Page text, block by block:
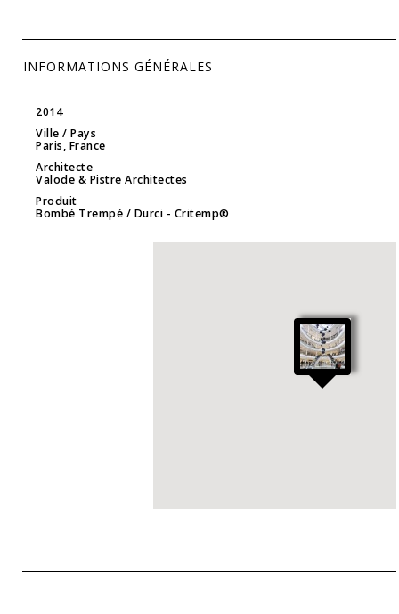
INFORMATIONS GÉNÉRALES
2014
Ville / Pays
Paris, France
Architecte
Valode & Pistre Architectes
Produit
Bombé Trempé / Durci - Critemp®